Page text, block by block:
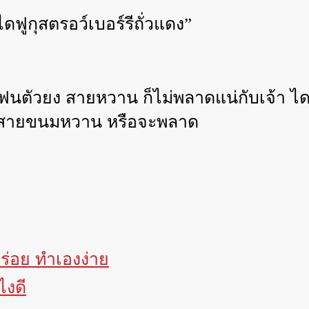
ดฟูกุสตรอว์เบอร์รีถั่วแดง”
ตัวยง สายหวาน ก็ไม่พลาดแน่กับเจ้า ไ
ยขนมหวาน หรือจะพลาด
ย ทำเองง่าย
งดี